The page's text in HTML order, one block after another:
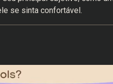
se sinta confortável.